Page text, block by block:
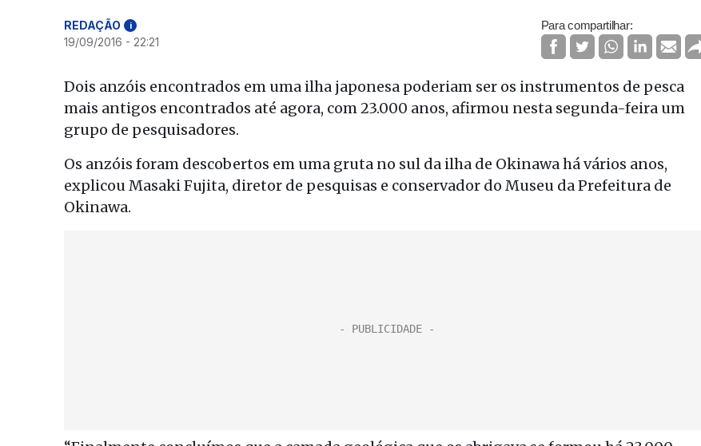
REDAÇÃO i
19/09/2016 - 22:21
Para compartilhar:
Dois anzóis encontrados em uma ilha japonesa poderiam ser os instrumentos de pesca
mais antigos encontrados até agora, com 23.000 anos, afirmou nesta segunda-feira um
grupo de pesquisadores.
Os anzóis foram descobertos em uma gruta no sul da ilha de Okinawa há vários anos,
explicou Masaki Fujita, diretor de pesquisas e conservador do Museu da Prefeitura de
Okinawa.